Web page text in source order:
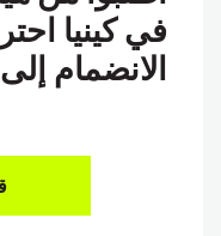
في كينيا
الانضمام